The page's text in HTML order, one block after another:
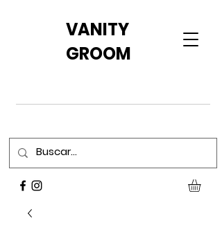
VANITY
GROOM